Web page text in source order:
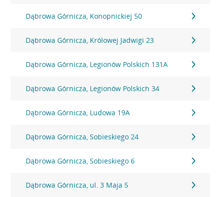
Dąbrowa Górnicza, Konopnickiej 50
Dąbrowa Górnicza, Królowej Jadwigi 23
Dąbrowa Górnicza, Legionów Polskich 131A
Dąbrowa Górnicza, Legionów Polskich 34
Dąbrowa Górnicza, Ludowa 19A
Dąbrowa Górnicza, Sobieskiego 24
Dąbrowa Górnicza, Sobieskiego 6
Dąbrowa Górnicza, ul. 3 Maja 5